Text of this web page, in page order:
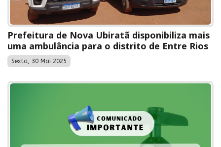
Prefeitura de Nova Ubiratã disponibiliza mais
uma ambulância para o distrito de Entre Rios
Sexta, 30 Mai 2025